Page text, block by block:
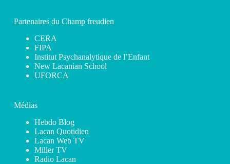
Partenaires du Champ freudien
CERA
FIPA
Institut Psychanalytique de l’Enfant
New Lacanian School
UFORCA
Médias
Hebdo Blog
Lacan Quotidien
Lacan Web TV
Miller TV
Radio Lacan